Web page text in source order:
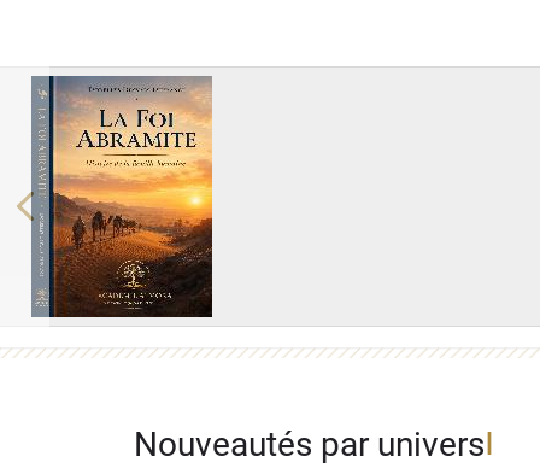
Previous
Nouveautés par univers